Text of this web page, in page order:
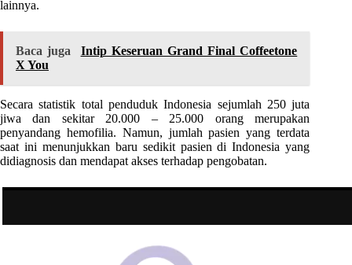
lainnya.
Baca juga
Intip Keseruan Grand Final Coffeetone
X You
Secara statistik total penduduk Indonesia sejumlah 250 juta
jiwa dan sekitar 20.000 – 25.000 orang merupakan
penyandang hemofilia. Namun, jumlah pasien yang terdata
saat ini menunjukkan baru sedikit pasien di Indonesia yang
didiagnosis dan mendapat akses terhadap pengobatan.